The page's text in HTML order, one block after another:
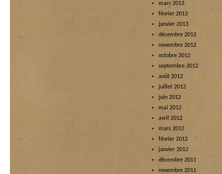
mars 2013
février 2013
janvier 2013
décembre 2012
novembre 2012
octobre 2012
septembre 2012
août 2012
juillet 2012
juin 2012
mai 2012
avril 2012
mars 2012
février 2012
janvier 2012
décembre 2011
novembre 2011